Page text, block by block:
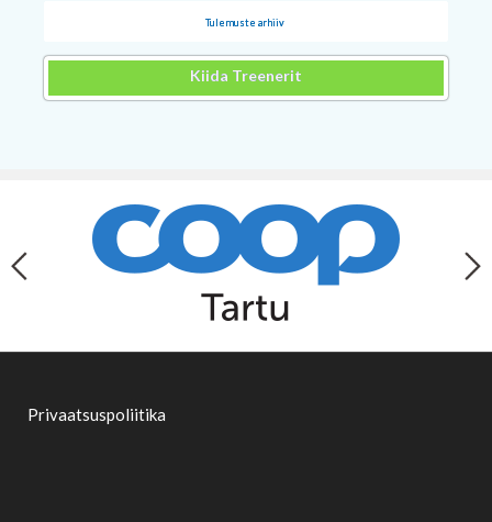
Tulemuste arhiiv
Kiida Treenerit
Privaatsuspoliitika